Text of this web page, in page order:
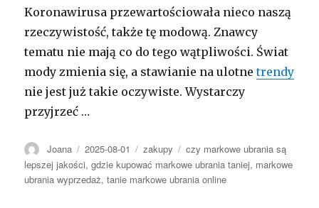
Koronawirusa przewartościowała nieco naszą
rzeczywistość, także tę modową. Znawcy
tematu nie mają co do tego wątpliwości. Świat
mody zmienia się, a stawianie na ulotnetrendy
nie jest już takie oczywiste. Wystarczy
przyjrzeć …
Autor
Joana Opublikowano
2025-08-01 Kategorie
zakupy Tagi
czy markowe ubrania są
lepszej jakości,gdzie kupować markowe ubrania taniej, markowe
ubrania wyprzedaż,tanie markowe ubrania online